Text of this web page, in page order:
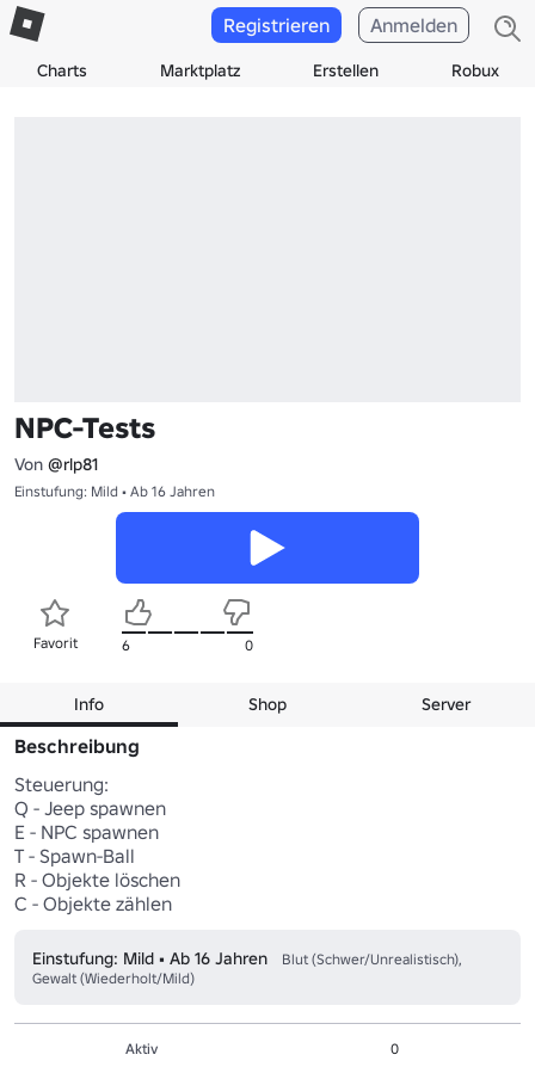
Charts Marktplatz Erstellen Robux
Registrieren Anmelden
NPC-Tests
Von @rlp81
Einstufung: Mild • Ab 16 Jahren
Favorit 6 0
Info Shop Server
Beschreibung
Steuerung:
Q - Jeep spawnen
E - NPC spawnen
T - Spawn-Ball
R - Objekte löschen
C - Objekte zählen
Einstufung: Mild • Ab 16 Jahren
Blut (Schwer/Unrealistisch),
Gewalt (Wiederholt/Mild)
Aktiv
0